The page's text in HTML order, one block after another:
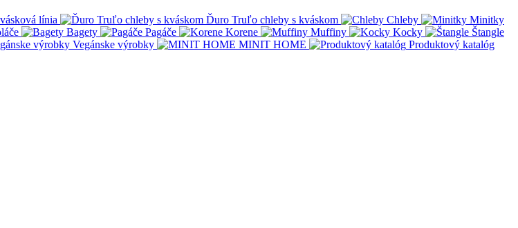
línia Ďuro Truľo chleby s kváskom Chleby
Minitky
Bagety Pagáče Korene Muffiny Kocky
Štangle
Vegánske výrobky MINIT HOME
Produktový katalóg